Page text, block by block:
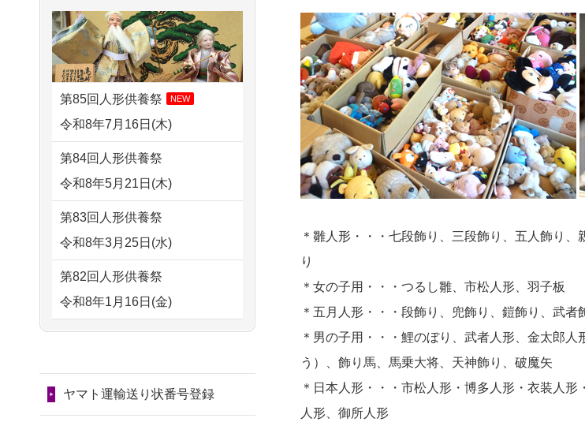
＊雛人形・・・七段飾り、三段飾り、五人飾り
り
＊女の子用・・・つるし雛、市松人形、羽子板
＊五月人形・・・段飾り、兜飾り、鎧飾り、武者
＊男の子用・・・鯉のぼり、武者人形、金太郎
う）、飾り馬、馬乗大将、天神飾り、破魔矢
＊日本人形・・・市松人形・博多人形・衣装人
人形、御所人形
2026/08/01 17:10
東京都の方からお申込み
2026/08/01 11:07
さいたの方からお申込み
2026/07/31 17:28
栃木県の方からお申込み
2026/07/31 12:32
東京都の方からお申込み
2026/07/31 10:29
京都市の方からお申込み
2026/07/31 08:41
埼玉県の方からお申込み
墨田区の方からお申込み
2026/07/15 子供の頃から可愛
がってきた七段飾りの雛人形
2026/07/15 お客様の声を読
が...
達を、ちゃんと供養したく、
2026/07/10家から近かったの
で。
すが 母親が高齢...
2024/01/13剥製の供養・処分
をお願いできますか？
が？
供養・処分したいのですが、
お雛様とお内裏様だ...
2024/01/13供養申込みの後、
供養祭までお人形はどうなっ
てるのですか？
が、きちんと供養してもらえ
るのですか？
第85回人形供養祭 NEW
令和8年7月16日(木)
第84回人形供養祭
令和8年5月21日(木)
第83回人形供養祭
令和8年3月25日(水)
第82回人形供養祭
令和8年1月16日(金)
第81回人形供養祭
第80回人形供養祭
ヤマト運輸送り状番号登録